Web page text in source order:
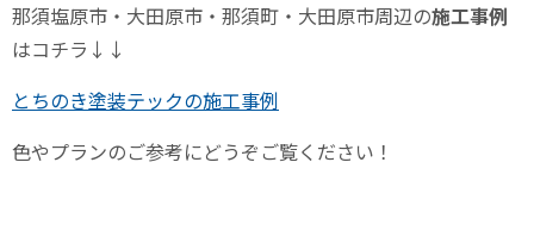
那須塩原市・大田原市・那須町・大田原市周辺の施工事例
はコチラ↓↓
とちのき塗装テックの施工事例
色やプランのご参考にどうぞご覧ください！